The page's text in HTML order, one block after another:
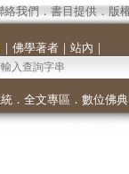
絡我們 ． 書目提供． 版
｜ 佛學著者｜ 站內 ｜
． 全文專區 ． 數位佛典